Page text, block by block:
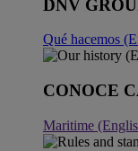
DNV
Qué hacemos
CONOCE
Maritime